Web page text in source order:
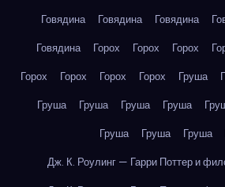
Говядина
Говядина Говядина
Говядина
Горох Горох Горох
Горох
Горох Горох Горох Груша
Груша
Груша Груша Груша
Груша
Груша Груша
Дж. К. Роулинг — Гарри Поттер и